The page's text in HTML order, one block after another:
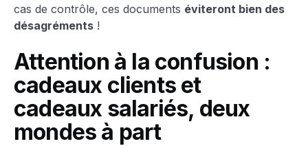
cas de contrôle, ces documents éviteront bien des
désagréments !
Attention à la confusion :
cadeaux clients et
cadeaux salariés, deux
mondes à part